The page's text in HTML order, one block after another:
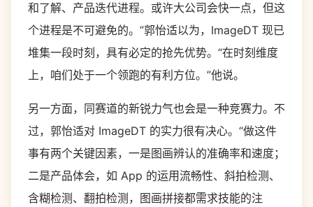
和了解、产品迭代进程。或许大公司会快一点，但这
个进程是不可避免的。”郭怡适以为，ImageDT 现已
堆集一段时刻，具有必定的抢先优势。“在时刻维度
上，咱们处于一个领跑的有利方位。”他说。
另一方面，同赛道的新锐力气也会是一种竞赛力。不
过，郭怡适对 ImageDT 的实力很有决心。“做这件
事有两个关键因素，一是图画辨认的准确率和速度；
二是产品体会，如 App 的运用流畅性、斜拍检测、
含糊检测、翻拍检测，图画拼接都需求技能的注